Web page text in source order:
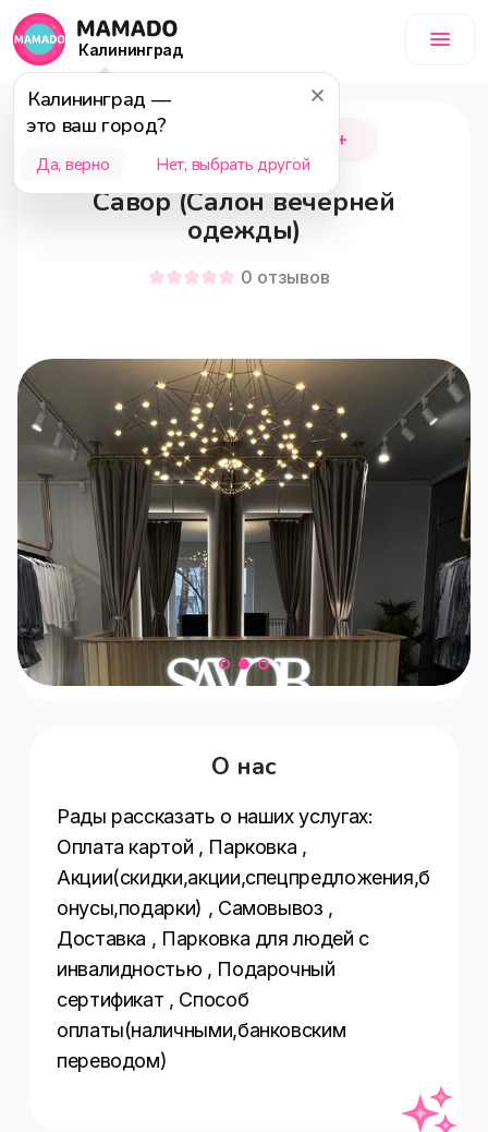
Калининград
Калининград —
это ваш город?
Да, верно Нет, выбрать другой
Калининград 18+
Савор (Салон вечерней
одежды)
0 отзывов
О нас
Рады рассказать о наших услугах:
Оплата картой , Парковка ,
Акции(скидки,акции,спецпредложения,б
онусы,подарки) , Самовывоз ,
Доставка , Парковка для людей с
инвалидностью , Подарочный
сертификат , Способ
оплаты(наличными,банковским
переводом)